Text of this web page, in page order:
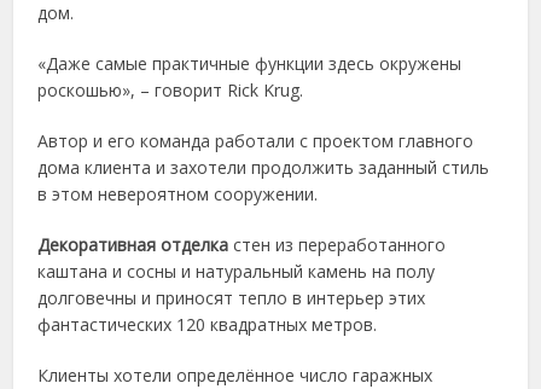
дом.
«Даже самые практичные функции здесь окружены
роскошью», – говорит Rick Krug.
Автор и его команда работали с проектом главного
дома клиента и захотели продолжить заданный стиль
в этом невероятном сооружении.
Декоративная отделкастен из переработанного
каштана и сосны и натуральный камень на полу
долговечны и приносят тепло в интерьер этих
фантастических 120 квадратных метров.
Клиенты хотели определённое число гаражных